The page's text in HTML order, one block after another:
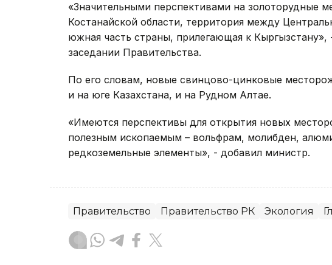
«Значительными перспективами на золоторудные
Костанайской области, территория между
южная часть страны, прилегающая к Кыргызстану»,
заседании Правительства.
По его словам, новые свинцово-цинковые
и на юге Казахстана, и на Рудном Алтае.
«Имеются перспективы для открытия новых
полезным ископаемым – вольфрам, молибден,
редкоземельные элементы», - добавил министр.
Правительство Правительство РК Экология